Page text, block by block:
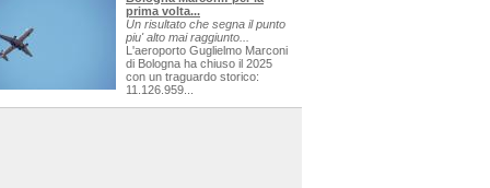
prima volta...
Un risultato che segna il punto
piu' alto mai raggiunto...
L'aeroporto Guglielmo Marconi
di Bologna ha chiuso il 2025
con un traguardo storico:
11.126.959...